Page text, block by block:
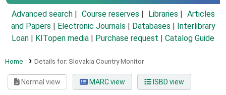
Advanced search Course reserves Libraries
Articles
and Papers
Electronic Journals Databases
Interlibrary
Loan
KITopen media Purchase request | Catalog Guide
Home Details for: Slovakia Country Monitor
Normal view MARC view ISBD view